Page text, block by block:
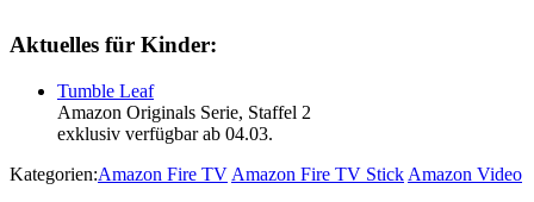
Aktuelles für Kinder:
Tumble Leaf
Amazon Originals Serie, Staffel 2
exklusiv verfügbar ab 04.03.
Kategorien:Amazon Fire TV Amazon Fire TV Stick Amazon Video